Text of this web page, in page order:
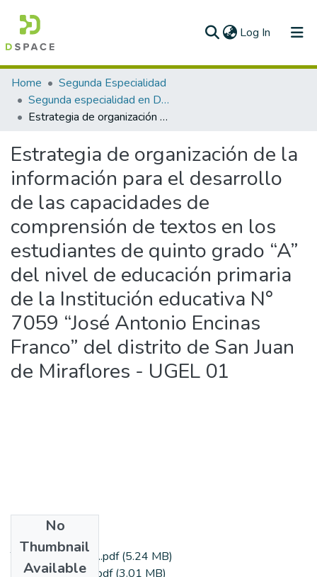
Log In (current)
Communities & Collections
All of DSpace
Home
Segunda Especialidad
Segunda especialidad en Didáctica de la Educación Primaria
Estrategia de organización de la información para el desarrollo de las capacidades de comprensión de textos en los estudiantes de quinto grado “A” del nivel de educación primaria de la Institución educativa N° 7059 “José Antonio Encinas Franco” del distrito de San Juan de Miraflores - UGEL 01
Estrategia de organización de la
información para el desarrollo
de las capacidades de
comprensión de textos en los
estudiantes de quinto grado “A”
del nivel de educación primaria
de la Institución educativa N°
7059 “José Antonio Encinas
Franco” del distrito de San Juan
de Miraflores - UGEL 01
No
Thumbnail
Available
TESIS TORRES B..pdf(5.24 MB)
AUTORIZACION.pdf(3.01 MB)